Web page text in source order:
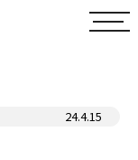
toggle
24.4.15